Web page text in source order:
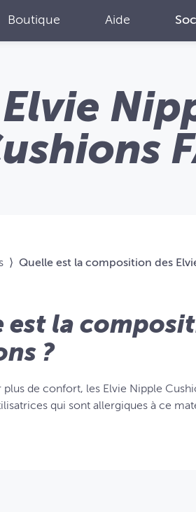
Boutique Aide
Elvie
⟩ Quelle est la composition des
est la
?
de confort, les Elvie Nipple
qui sont allergiques à ce